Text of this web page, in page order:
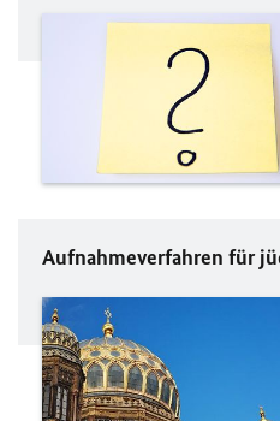
Aufnahmeverfahren für